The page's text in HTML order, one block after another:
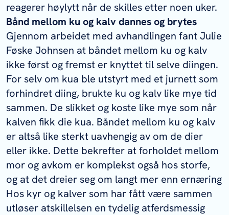
reagerer høylytt når de skilles etter noen uker.
Bånd mellom ku og kalv dannes og brytes
Gjennom arbeidet med avhandlingen fant Julie
Føske Johnsen at båndet mellom ku og kalv
ikke først og fremst er knyttet til selve diingen.
For selv om kua ble utstyrt med et jurnett som
forhindret diing, brukte ku og kalv like mye tid
sammen. De slikket og koste like mye som når
kalven fikk die kua. Båndet mellom ku og kalv
er altså like sterkt uavhengig av om de dier
eller ikke. Dette bekrefter at forholdet mellom
mor og avkom er komplekst også hos storfe,
og at det dreier seg om langt mer enn ernæring
Hos kyr og kalver som har fått være sammen
utløser atskillelsen en tydelig atferdsmessig